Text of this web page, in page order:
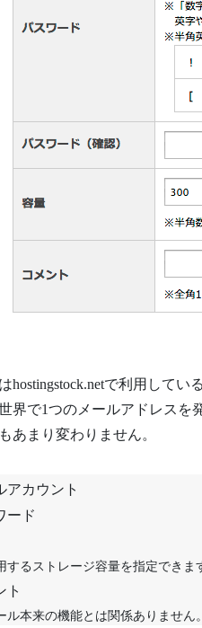
hostingstock.netで利用して
界で1つのメールアドレスを
あまり変わりません。
アカウント
ード
するストレージ容量を指定できま
ト
ル本来の機能とは関係ありません